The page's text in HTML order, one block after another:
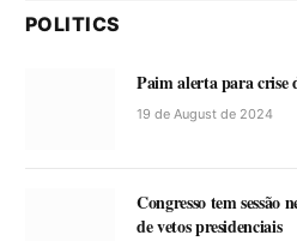
POLITICS
Paim alerta para crise
19 de August de 2024
Congresso tem sessão
de vetos presidenciais